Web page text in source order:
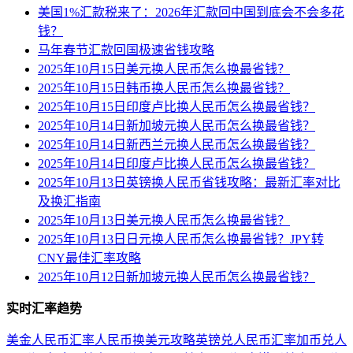
美国1%汇款税来了：2026年汇款回中国到底会不会多花
钱？
马年春节汇款回国极速省钱攻略
2025年10月15日美元换人民币怎么换最省钱？
2025年10月15日韩币换人民币怎么换最省钱？
2025年10月15日印度卢比换人民币怎么换最省钱？
2025年10月14日新加坡元换人民币怎么换最省钱？
2025年10月14日新西兰元换人民币怎么换最省钱？
2025年10月14日印度卢比换人民币怎么换最省钱？
2025年10月13日英镑换人民币省钱攻略：最新汇率对比
及换汇指南
2025年10月13日美元换人民币怎么换最省钱？
2025年10月13日日元换人民币怎么换最省钱？JPY转
CNY最佳汇率攻略
2025年10月12日新加坡元换人民币怎么换最省钱？
实时汇率趋势
美金人民币汇率人民币换美元攻略英镑兑人民币汇率加币兑人